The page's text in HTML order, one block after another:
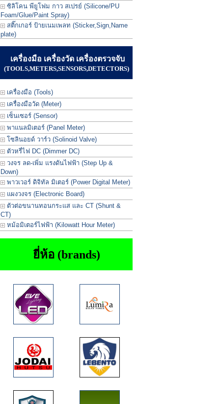
ซิลิโคน พียูโฟม กาว สเปรย์ (Silicone/PU
Foam/Glue/Paint Spray)
สติ๊กเกอร์ ป้ายเนมเพลท (Sticker,Sign,Name
plate)
เครื่องมือ เครื่องวัด เครื่องตรวจจับ
(TOOLS,METERS,SENSORS,DETECTORS)
เครื่องมือ (Tools)
เครื่องมือวัด (Meter)
เซ็นเซอร์ (Sensor)
พาแนลมิเตอร์ (Panel Meter)
โซลินอยด์ วาร์ว (Solinoid Valve)
ตัวหรี่ไฟ DC (Dimmer DC)
วงจร ลด-เพิ่ม แรงดันไฟฟ้า (Step Up &
Down)
พาวเวอร์ ดิจิทัล มิเตอร์ (Power Digital Meter)
แผงวงจร (Electronic Board)
ตัวต่อขนานทอนกระแส และ CT (Shunt &
CT)
หม้อมิเตอร์ไฟฟ้า (Kilowatt Hour Meter)
ยี่ห้อ (brands)